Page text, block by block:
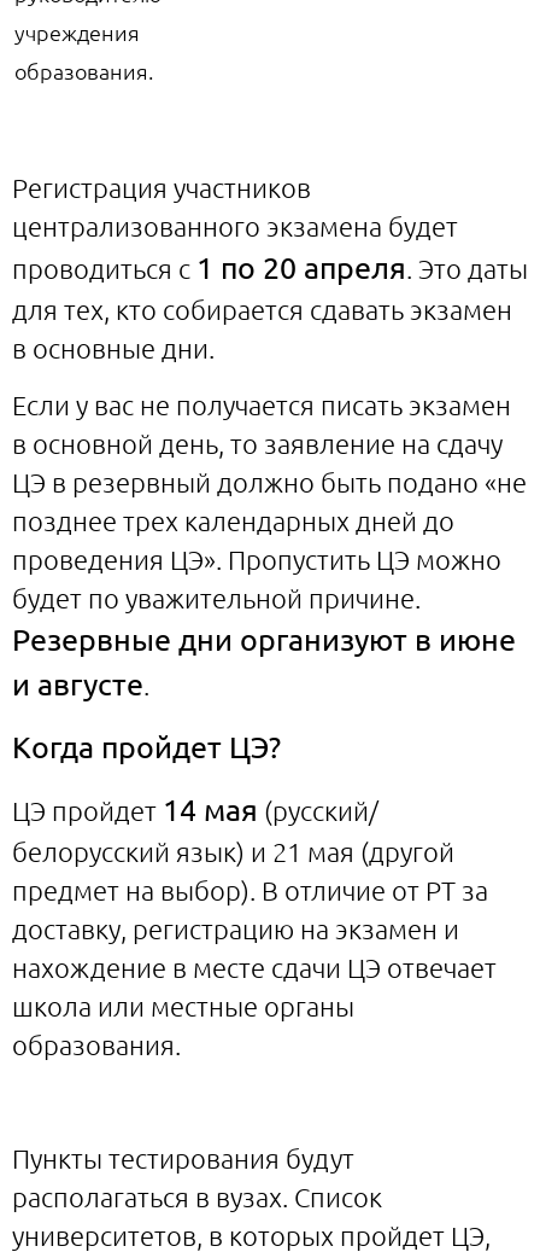
учреждения
образования.
Регистрация участников
централизованного экзамена будет
проводиться с 1 по 20 апреля . Это даты
для тех, кто собирается сдавать экзамен
в основные дни.
Если у вас не получается писать экзамен
в основной день, то заявление на сдачу
ЦЭ в резервный должно быть подано «не
позднее трех календарных дней до
проведения ЦЭ». Пропустить ЦЭ можно
будет по уважительной причине.
Резервные дни организуют в июне
и августе
Когда пройдет ЦЭ?
ЦЭ пройдет 14 мая (русский/
белорусский язык) и 21 мая (другой
предмет на выбор). В отличие от РТ за
доставку, регистрацию на экзамен и
нахождение в месте сдачи ЦЭ отвечает
школа или местные органы
образования.
Пункты тестирования будут
располагаться в вузах. Список
университетов, в которых пройдет ЦЭ,